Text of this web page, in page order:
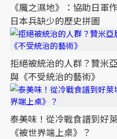
《魔之濕地》：協助日軍
日本兵缺少的歷史拼圖
拒絕被統治的人群？贊米
與《不受統治的藝術》
泰美味！從冷戰食譜到好
《被世界端上桌》？